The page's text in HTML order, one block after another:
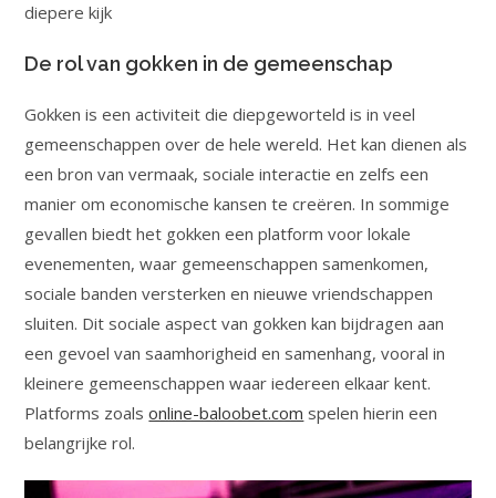
diepere kijk
De rol van gokken in de gemeenschap
Gokken is een activiteit die diepgeworteld is in veel
gemeenschappen over de hele wereld. Het kan dienen als
een bron van vermaak, sociale interactie en zelfs een
manier om economische kansen te creëren. In sommige
gevallen biedt het gokken een platform voor lokale
evenementen, waar gemeenschappen samenkomen,
sociale banden versterken en nieuwe vriendschappen
sluiten. Dit sociale aspect van gokken kan bijdragen aan
een gevoel van saamhorigheid en samenhang, vooral in
kleinere gemeenschappen waar iedereen elkaar kent.
Platforms zoalsonline-baloobet.com spelen hierin een
belangrijke rol.